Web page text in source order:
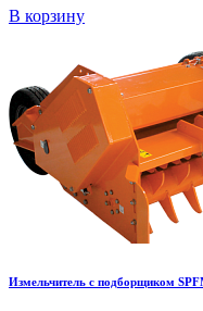
В корзину
Измельчитель с подборщиком